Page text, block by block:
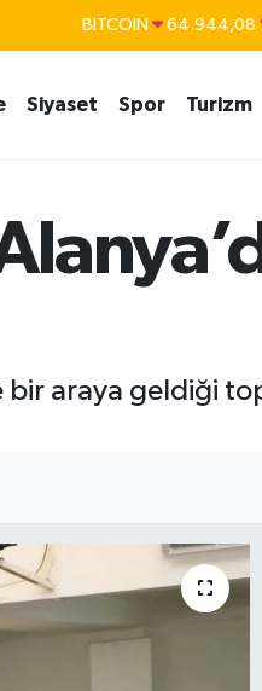
DOLAR 47,7436
Siyaset Spor Turizm
araya geldiği